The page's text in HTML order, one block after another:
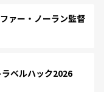
ァー・ノーラン監督
ベルハック2026